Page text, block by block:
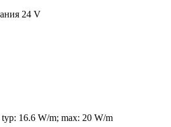
24 V
typ: 16.6 W/m; max: 20 W/m